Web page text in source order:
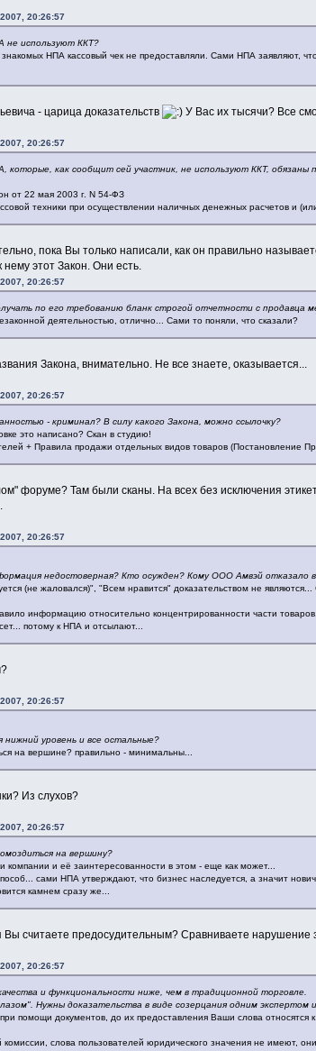
20:26:57
не используют ККТ?
НПА кассовый чек не предоставляли. Сами НПА заявляют,
- царица доказательств У Вас их тысячи? Все
20:26:57
которые, как сообщит сей участник, не используют ККТ, обязаны
от 22 мая 2003 г. N 54-ФЗ
техники при осуществлении наличных денежных расчетов и
пока Вы только написали, как он правильно
этот Закон. Они есть.
20:26:57
по его требованию бланк строгой отчетности с продавца
деятельностью, отлично... Сами то поняли, что сказали?
Закона, внимательно. Не все знаете, оказывается...
20:26:57
- криминал? В силу какого Закона, можно ссылочку?
это написано? Скан в студию!
+ Правила продажи отдельных видов товаров (Постановление
форуме? Там были сканы. На всех без исключения
20:26:57
недостоверная? Кто осужден? Кому ООО Амвэй отказало
(не жаловался)", "Всем нравится" доказательством не
информацию относительно концентрированности части
потому к НПА и отсылают...
20:26:57
уровень и все остальные?
на вершине? правильно - минимальны...
Из слухов?
20:26:57
на вершину?
компании и её заинтересованности в этом - еще как может...
сами НПА утверждают, что бизнес наследуется, а значит
камнем сразу же...
Вы считаете предосудительным? Сравниваете
20:26:57
и функциональности ниже, чем в традиционной торговле.
Нужны доказательства в виде созерцания одним
помощи документов, до их предоставления Ваши слова относятся
комиссии, слова пользователей юридического значения не имеют,